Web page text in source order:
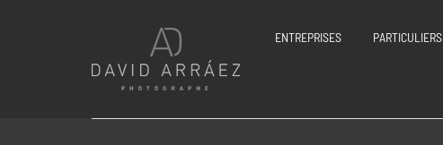
ENTREPRISES PARTICULIERS